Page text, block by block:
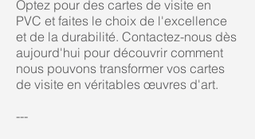
Optez pour des cartes de visite en
PVC et faites le choix de l'excellence
et de la durabilité. Contactez-nous dès
aujourd'hui pour découvrir comment
nous pouvons transformer vos cartes
de visite en véritables œuvres d'art.
---